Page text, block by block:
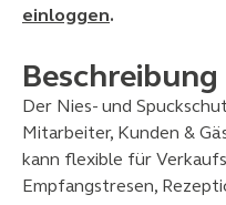
einloggen.
Beschreibung
Der Nies- und
Mitarbeiter, Kunden &
kann flexible für
Empfangstresen,